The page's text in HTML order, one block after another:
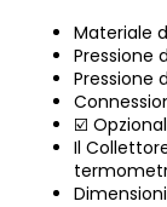
Materiale
Pressione
Pressione
☑️
Il